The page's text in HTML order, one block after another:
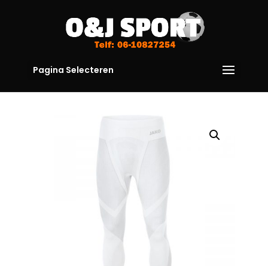
Pagina Selecteren